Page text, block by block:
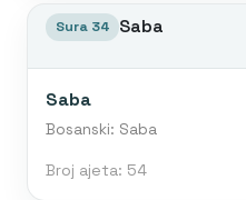
Sura 34 Saba
Saba
Bosanski: Saba
Broj ajeta: 54